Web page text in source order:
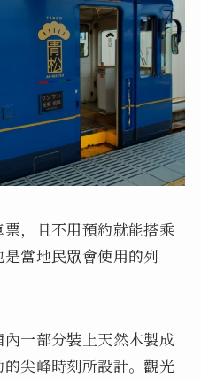
，且不用預約就能搭乘
當地民眾會使用的列
一部分裝上天然木製成
尖峰時刻所設計。觀光